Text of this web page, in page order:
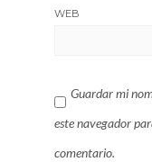
WEB
Guardar mi
este navegador
comentario.